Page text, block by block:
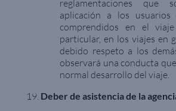
reglamentaciones que
aplicación a los usuarios
comprendidos en el
particular, en los viajes en
debido respeto a los
observará una conducta
normal desarrollo del viaje.
Deber de asistencia de la